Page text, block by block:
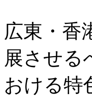
広東・香
展させる
おける特